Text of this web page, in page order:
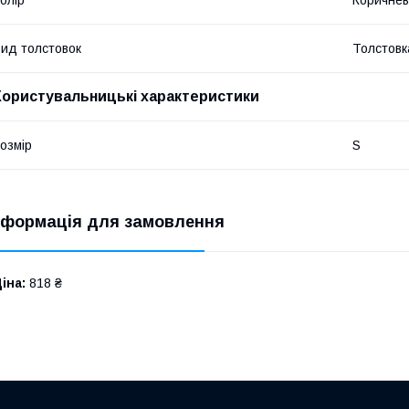
толстовок
характеристики
S
для замовлення
818 ₴